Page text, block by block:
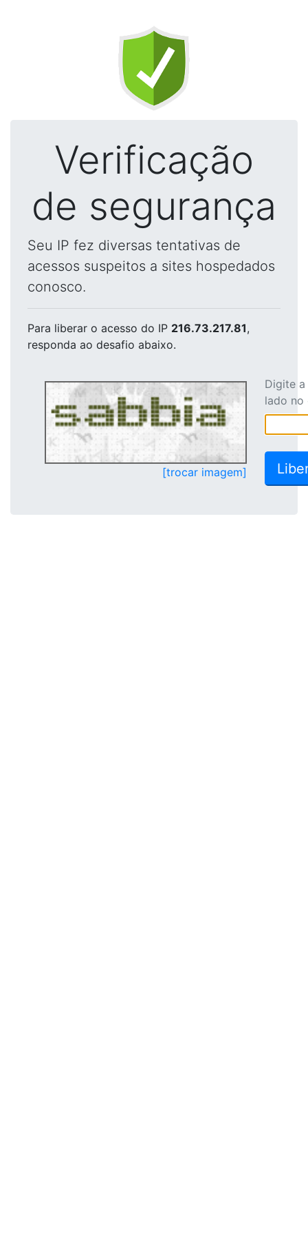
Verificação
de segurança
Seu IP fez diversas tentativas de
acessos suspeitos a sites hospedados
conosco.
Para liberar o acesso do IP 216.73.217.81,
responda ao desafio abaixo.
[trocar imagem]
Digite
lado no